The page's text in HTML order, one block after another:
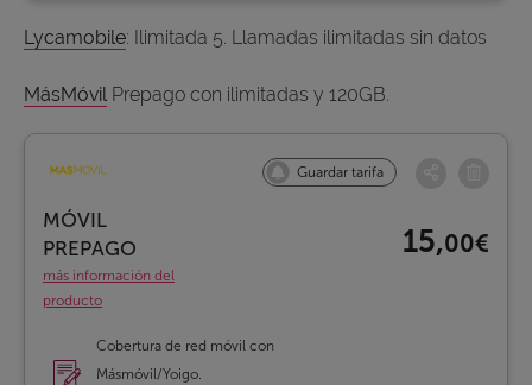
Lycamobile: Ilimitada 5. Llamadas ilimitadas sin datos
MásMóvilPrepago con ilimitadas y 120GB.
Guardar tarifa
MÓVIL
PREPAGO
más información del
producto
15,00€
Cobertura de red móvil con
Másmóvil/Yoigo.